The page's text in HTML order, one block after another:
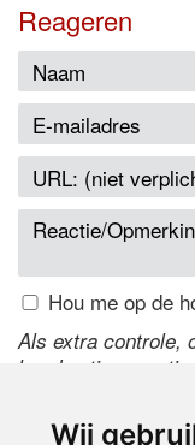
Wij
Reageren
Hou me op de
Als extra controle,
handmatige
de code te wijzigen.